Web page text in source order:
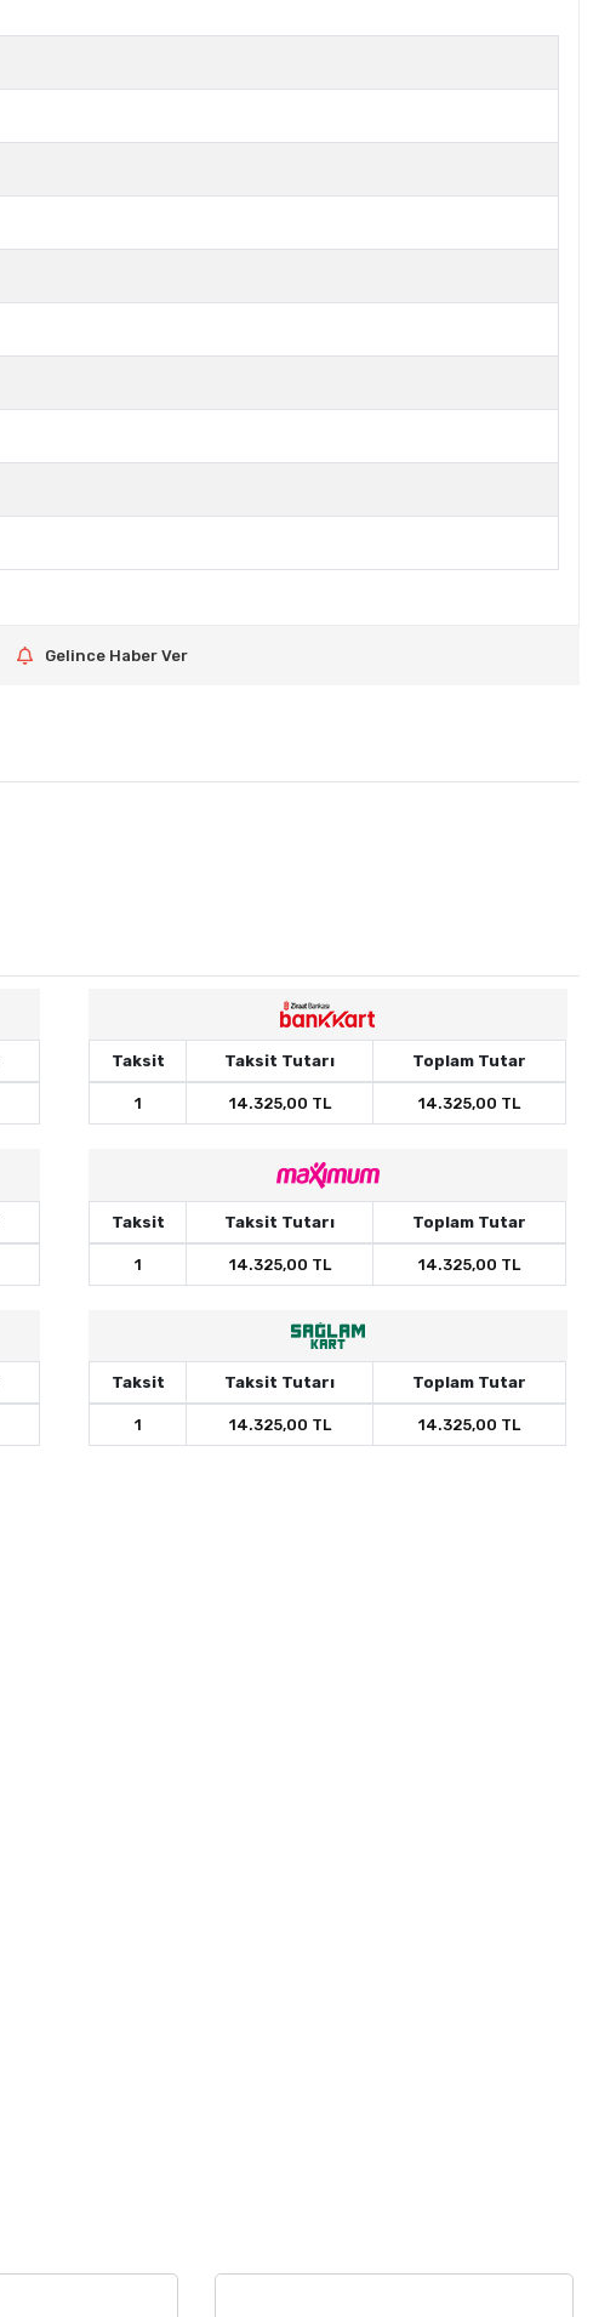
Gelince Haber Ver
Taksit Taksit Tutarı Toplam Tutar
1 14.325,00 TL 14.325,00 TL
Taksit Taksit Tutarı Toplam Tutar
1 14.325,00 TL 14.325,00 TL
Taksit Taksit Tutarı Toplam Tutar
1 14.325,00 TL 14.325,00 TL